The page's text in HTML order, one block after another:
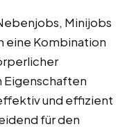
Minijobs
eine Kombination
Eigenschaften
und effizient
für den